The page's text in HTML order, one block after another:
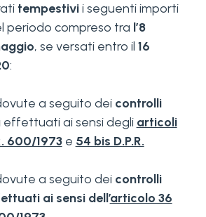
tempestivii seguenti importi
periodo compreso tra l’8
, se versati entro il 16
:
a seguito dei controlli
effettuati ai sensi degli articoli
600/1973e 54 bis D.P.R.
a seguito dei controlli
ai sensi dell’articolo 36